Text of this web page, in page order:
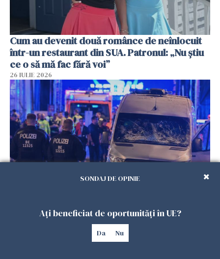
Cum au devenit două românce de neînlocuit
într-un restaurant din SUA. Patronul: „Nu știu
ce o să mă fac fără voi”
26 IULIE 2026
a intrat în mulțime. Un mort și 15 răniți
26 IULIE 2026
SONDAJ DE OPINIE
Ați beneficiat de oportunități în UE?
Da Nu